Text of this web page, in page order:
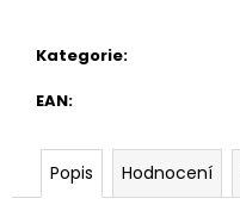
Kategorie:
EAN:
Popis Hodnocení